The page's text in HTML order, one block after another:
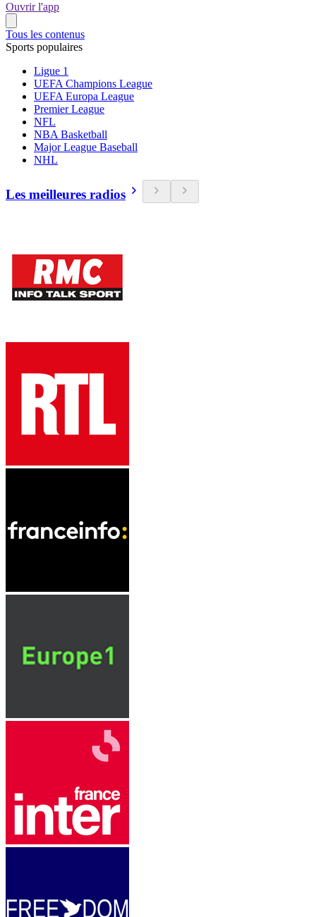
Ouvrir l'app
Tous les contenus
Sports populaires
Ligue 1
UEFA Champions League
UEFA Europa League
Premier League
NFL
NBA Basketball
Major League Baseball
NHL
Les meilleures radios